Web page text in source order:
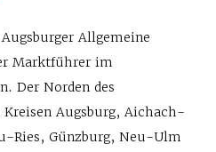
Allgemeine
Marktführer im
Der Norden des
Augsburg, Aichach-
Ries, Günzburg, Neu-Ulm